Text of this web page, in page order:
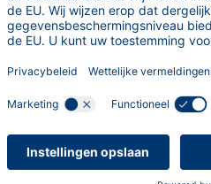
in goede handen. In onze
externe magazijnen
betrouwbare